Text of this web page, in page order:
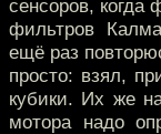
сенсоров, когда
фильтров
ещё раз
просто: взял,
кубики. Их же
мотора надо